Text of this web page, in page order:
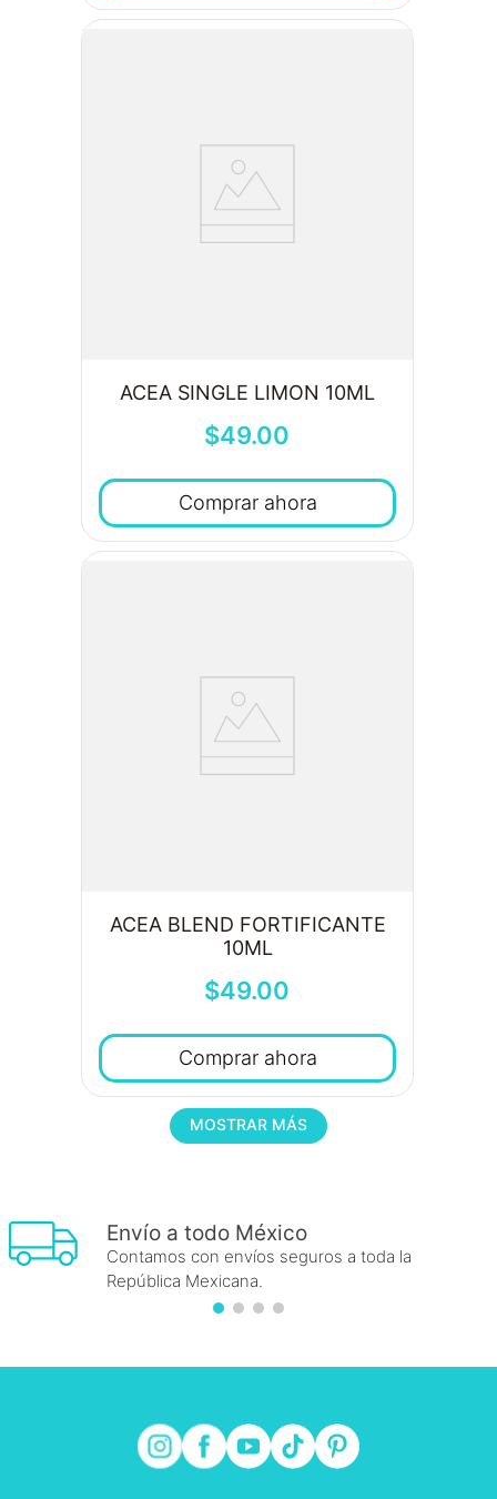
ACEA SINGLE LIMON 10ML
$49.00
Comprar ahora
ACEA BLEND FORTIFICANTE
10ML
$49.00
Comprar ahora
MOSTRAR MÁS
Envío a todo México
Contamos con envíos seguros a toda la
República Mexicana.